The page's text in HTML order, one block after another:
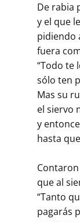
De rabia
y el que
pidiendo
fuera
“Todo te
sólo ten
Mas su
el siervo
y
hasta
que al
“Tanto
pagarás